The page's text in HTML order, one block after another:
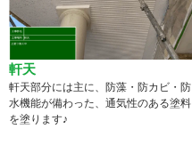
軒天
軒天部分には主に、防藻・防カビ・防
水機能が備わった、通気性のある塗料
を塗ります♪